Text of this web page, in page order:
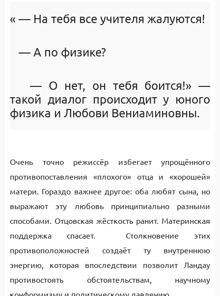
« — На тебя все учителя жалуются!
— А по физике?
— О нет, он тебя боится!» —
такой диалог происходит у юного
физика и Любови Вениаминовны.
Очень точно режиссёр избегает упрощённого
противопоставления «плохого» отца и «хорошей»
матери. Гораздо важнее другое: оба любят сына, но
выражают эту любовь принципиально разными
способами. Отцовская жёсткость ранит. Материнская
поддержка спасает. Столкновение этих
противоположностей создаёт ту внутреннюю
энергию, которая впоследствии позволит Ландау
противостоять обстоятельствам, научному